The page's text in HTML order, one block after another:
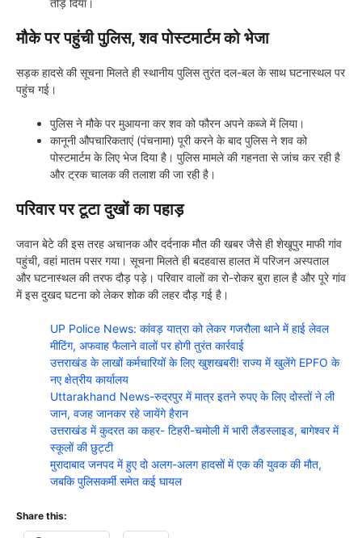
तोड़ दिया।
मौके पर पहुंची पुलिस, शव पोस्टमार्टम को भेजा
सड़क हादसे की सूचना मिलते ही स्थानीय पुलिस तुरंत दल-बल के साथ घटनास्थल पर
पहुंच गई।
पुलिस ने मौके पर मुआयना कर शव को फौरन अपने कब्जे में लिया।
कानूनी औपचारिकताएं (पंचनामा) पूरी करने के बाद पुलिस ने शव को
पोस्टमार्टम के लिए भेज दिया है। पुलिस मामले की गहनता से जांच कर रही है
और ट्रक चालक की तलाश की जा रही है।
परिवार पर टूटा दुखों का पहाड़
जवान बेटे की इस तरह अचानक और दर्दनाक मौत की खबर जैसे ही शेखूपुर माफी गांव
पहुंची, वहां मातम पसर गया। सूचना मिलते ही बदहवास हालत में परिजन अस्पताल
और घटनास्थल की तरफ दौड़ पड़े। परिवार वालों का रो-रोकर बुरा हाल है और पूरे गांव
में इस दुखद घटना को लेकर शोक की लहर दौड़ गई है।
UP Police News: कांवड़ यात्रा को लेकर गजरौला थाने में हाई लेवल
मीटिंग, अफवाह फैलाने वालों पर होगी तुरंत कार्रवाई
उत्तराखंड के लाखों कर्मचारियों के लिए खुशखबरी! राज्य में खुलेंगे EPFO के
नए क्षेत्रीय कार्यालय
Uttarakhand News-रुद्रपुर में मात्र इतने रुपए के लिए दोस्तों ने ली
जान, वजह जानकर रहे जायेंगे हैरान
उत्तराखंड में कुदरत का कहर- टिहरी-चमोली में भारी लैंडस्लाइड, बागेश्वर में
स्कूलों की छुट्टी
मुरादाबाद जनपद में हुए दो अलग-अलग हादसों में एक की युवक की मौत,
जबकि पुलिसकर्मी समेत कई घायल
Share this: